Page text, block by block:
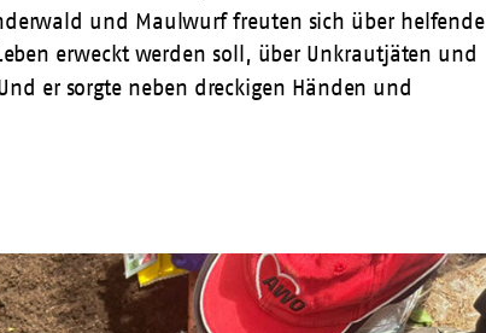
und Maulwurffreuten sich über helfende
erweckt werden soll, über Unkrautjäten und
er sorgte neben dreckigen Händen und